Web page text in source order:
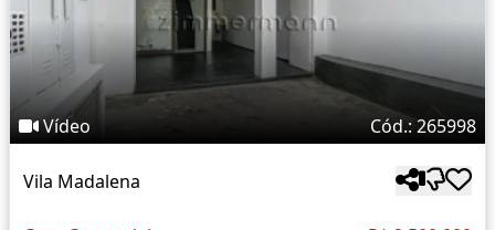
Vídeo Cód.: 265998
Vila Madalena